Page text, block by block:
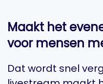
Maakt het
voor mensen
Dat wordt snel